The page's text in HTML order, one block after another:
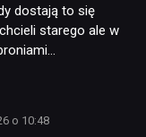
dostają to się
starego ale w
o 10:48